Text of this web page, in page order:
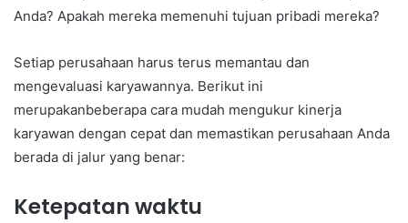
Anda? Apakah mereka memenuhi tujuan pribadi mereka?
Setiap perusahaan harus terus memantau dan
mengevaluasi karyawannya. Berikut ini
merupakanbeberapa cara mudah mengukur kinerja
karyawan dengan cepat dan memastikan perusahaan Anda
berada di jalur yang benar:
Ketepatan waktu